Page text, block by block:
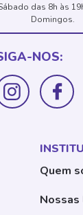
das 8h às
Domingos.
NOS:
Quem